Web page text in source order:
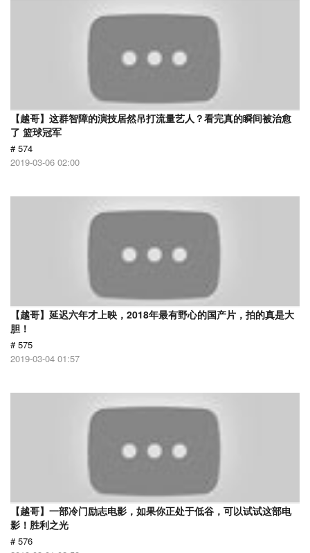
【越哥】这群智障的演技居然吊打流量艺人？看完真的瞬间被治愈
了 篮球冠军
# 574
2019-03-06 02:00
【越哥】延迟六年才上映，2018年最有野心的国产片，拍的真是大
胆！
# 575
2019-03-04 01:57
【越哥】一部冷门励志电影，如果你正处于低谷，可以试试这部电
影！胜利之光
# 576